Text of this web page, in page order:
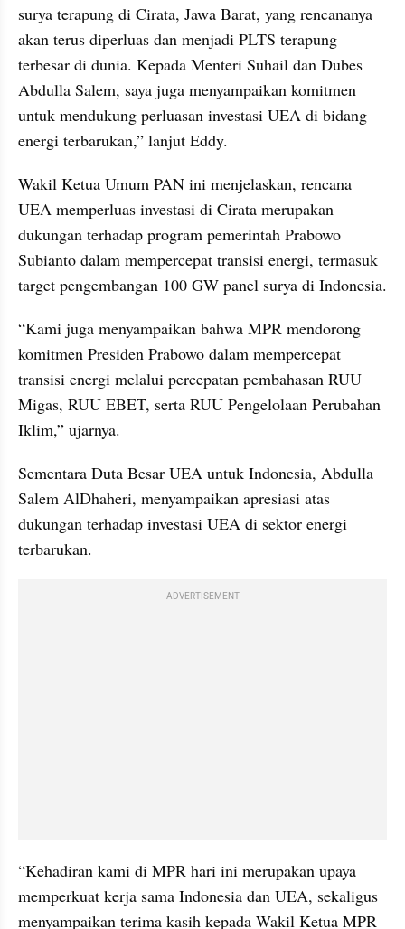
surya terapung di Cirata, Jawa Barat, yang rencananya
akan terus diperluas dan menjadi PLTS terapung
terbesar di dunia. Kepada Menteri Suhail dan Dubes
Abdulla Salem, saya juga menyampaikan komitmen
untuk mendukung perluasan investasi UEA di bidang
energi terbarukan,” lanjut Eddy.
Wakil Ketua Umum PAN ini menjelaskan, rencana
UEA memperluas investasi di Cirata merupakan
dukungan terhadap program pemerintah Prabowo
Subianto dalam mempercepat transisi energi, termasuk
target pengembangan 100 GW panel surya di Indonesia.
“Kami juga menyampaikan bahwa MPR mendorong
komitmen Presiden Prabowo dalam mempercepat
transisi energi melalui percepatan pembahasan RUU
Migas, RUU EBET, serta RUU Pengelolaan Perubahan
Iklim,” ujarnya.
Sementara Duta Besar UEA untuk Indonesia, Abdulla
Salem AlDhaheri, menyampaikan apresiasi atas
dukungan terhadap investasi UEA di sektor energi
terbarukan.
ADVERTISEMENT
“Kehadiran kami di MPR hari ini merupakan upaya
memperkuat kerja sama Indonesia dan UEA, sekaligus
menyampaikan terima kasih kepada Wakil Ketua MPR